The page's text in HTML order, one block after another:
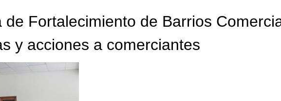
de Fortalecimiento de Barrios
y acciones a comerciantes